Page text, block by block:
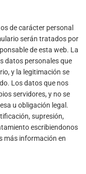
de carácter personal
serán tratados por
de esta web. La
datos personales que
y la legitimación se
Los datos que nos
servidores, y no se
u obligación legal.
supresión,
escribiendonos
más información en